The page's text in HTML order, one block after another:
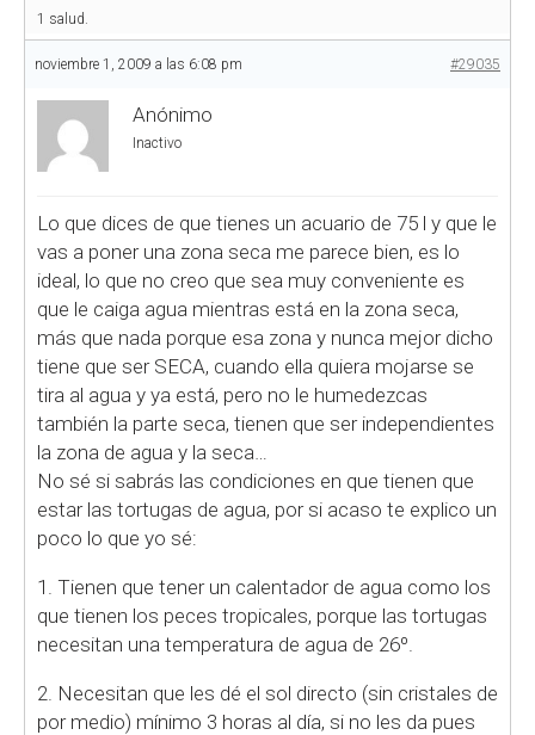
1 salud.
noviembre 1, 2009 a las 6:08 pm #29035
Anónimo
Inactivo
Lo que dices de que tienes un acuario de 75 l y que le
vas a poner una zona seca me parece bien, es lo
ideal, lo que no creo que sea muy conveniente es
que le caiga agua mientras está en la zona seca,
más que nada porque esa zona y nunca mejor dicho
tiene que ser SECA, cuando ella quiera mojarse se
tira al agua y ya está, pero no le humedezcas
también la parte seca, tienen que ser independientes
la zona de agua y la seca…
No sé si sabrás las condiciones en que tienen que
estar las tortugas de agua, por si acaso te explico un
poco lo que yo sé:
1. Tienen que tener un calentador de agua como los
que tienen los peces tropicales, porque las tortugas
necesitan una temperatura de agua de 26º.
2. Necesitan que les dé el sol directo (sin cristales de
por medio) mínimo 3 horas al día, si no les da pues